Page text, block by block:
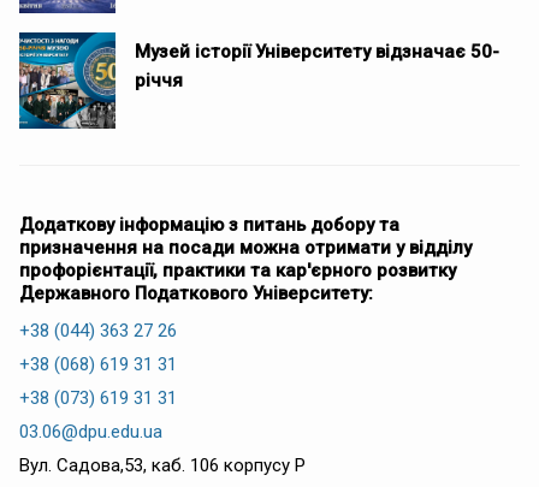
Музей історії Університету відзначає 50-
річчя
Додаткову інформацію з питань добору та
призначення на посади можна отримати у відділу
профорієнтації, практики та кар'єрного розвитку
Державного Податкового Університету:
+38 (044) 363 27 26
+38 (068) 619 31 31
+38 (073) 619 31 31
03.06@dpu.edu.ua
Вул. Садова,53, каб. 106 корпусу Р